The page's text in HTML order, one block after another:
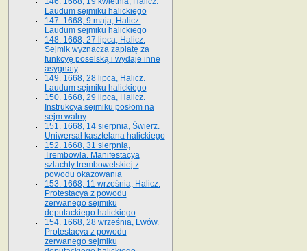
Laudum sejmiku halickiego
147. 1668, 9 maja, Halicz.
Laudum sejmiku halickiego
148. 1668, 27 lipca, Halicz.
Sejmik wyznacza zapłatę za
funkcyę poselską i wydaje inne
asygnaty
149. 1668, 28 lipca, Halicz.
Laudum sejmiku halickiego
150. 1668, 29 lipca, Halicz.
Instrukcya sejmiku posłom na
sejm walny
151. 1668, 14 sierpnia, Świerz.
Uniwersał kasztelana halickiego
152. 1668, 31 sierpnia,
Trembowla. Manifestacya
szlachty trembowelskiej z
powodu okazowania
153. 1668, 11 września, Halicz.
Protestacya z powodu
zerwanego sejmiku
deputackiego halickiego
154. 1668, 28 września, Lwów.
Protestacya z powodu
zerwanego sejmiku